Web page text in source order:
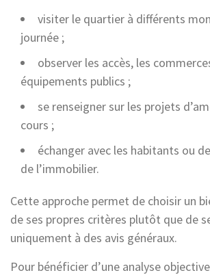
visiter le quartier à différents
journée ;
observer les accès, les
équipements publics ;
se renseigner sur les projets
cours ;
échanger avec les habitants ou
de l’immobilier.
Cette approche permet de choisir un
de ses propres critères plutôt que de
uniquement à des avis généraux.
Pour bénéficier d’une analyse